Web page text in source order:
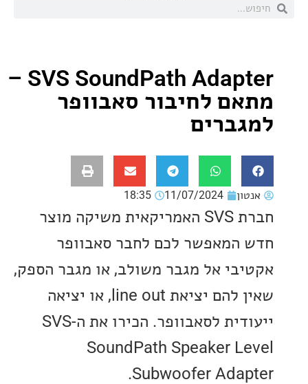
SVS SoundPath Adapter –
לחיבור סאבוופר
11/07/2024
18:35
חברת SVS האמריקאית משיקה מוצר
לכם לחבר סאבוופר
אל מגבר משולב, או מגבר הספק,
שאין להם יציאת line out, או יציאה
ייעודית לסאבוופר. הכירו את ה-SVS
SoundPath Speaker
Subwoofer